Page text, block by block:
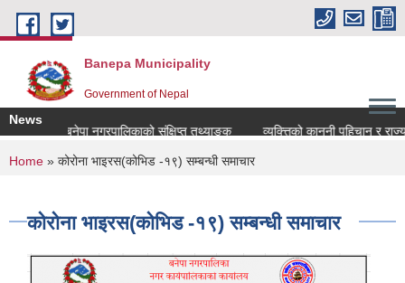
Skip to main content
Banepa Municipality
Government of Nepal
News
बनेपा नगरपालिकाको संक्षिप्त तथ्याङ्क
व्यक्त्तिको कानुनी पहिचान र राज्यबाट प्रवाह
You are here
Home » कोरोना भाइरस(कोभिड -१९) सम्बन्धी समाचार
कोरोना भाइरस(कोभिड -१९) सम्बन्धी समाचार